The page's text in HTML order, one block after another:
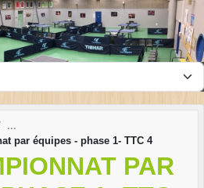
par équipes - phase 1- TTC 4
PAR